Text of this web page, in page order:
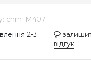
chm_M407
2-3
відгук